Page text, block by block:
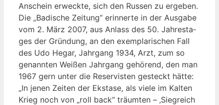
Anschein erweck­te, sich den Rus­sen zu erge­ben.
Die „Badi­sche Zei­tung“ erin­ner­te in der Aus­ga­be
vom 2. März 2007, aus Anlass des 50. Jah­res­ta­
ges der Grün­dung, an den exem­pla­ri­schen Fall
des Udo Hegar, Jahr­gang 1934, Arzt, zum so
genann­ten Wei­ßen Jahr­gang gehö­rend, den man
1967 gern unter die Reser­vis­ten gesteckt hät­te:
„In jenen Zei­ten der Eksta­se, als vie­le im Kal­ten
Krieg noch von „roll back“ träum­ten – ‚Sieg­reich